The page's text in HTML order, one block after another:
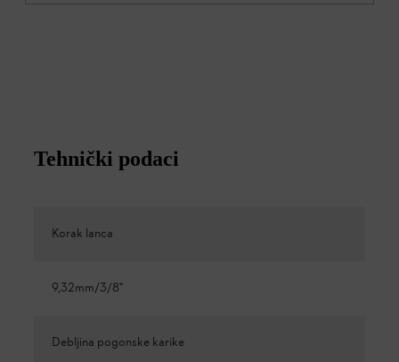
Tehnički podaci
Korak lanca
9,32mm/3/8"
Debljina pogonske karike